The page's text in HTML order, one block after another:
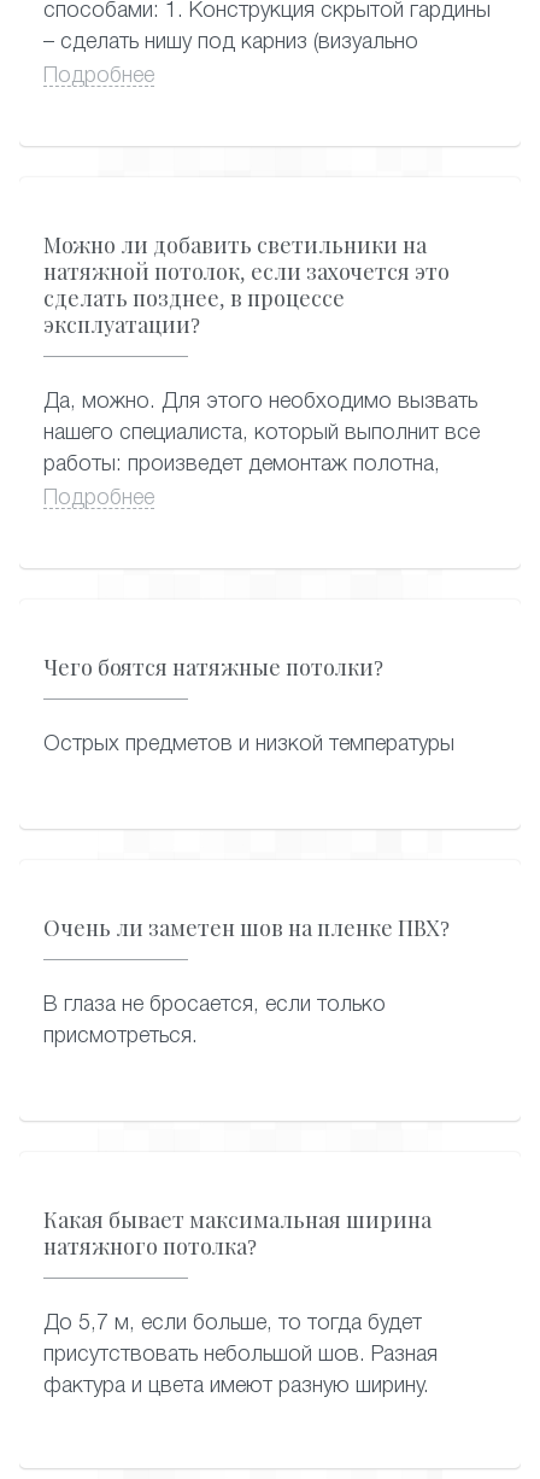
способами: 1. Конструкция скрытой гардины
– сделать нишу под карниз (визуально
смотрится очень красиво, когда из-под
Подробнее
Можно ли добавить светильники на
натяжной потолок, если захочется это
сделать позднее, в процессе
эксплуатации?
Да, можно. Для этого необходимо вызвать
нашего специалиста, который выполнит все
работы: произведет демонтаж полотна,
сделает отверстия под новые светильники,
Подробнее
Чего боятся натяжные потолки?
Острых предметов и низкой температуры
Очень ли заметен шов на пленке ПВХ?
В глаза не бросается, если только
присмотреться.
Какая бывает максимальная ширина
натяжного потолка?
До 5,7 м, если больше, то тогда будет
присутствовать небольшой шов. Разная
фактура и цвета имеют разную ширину.